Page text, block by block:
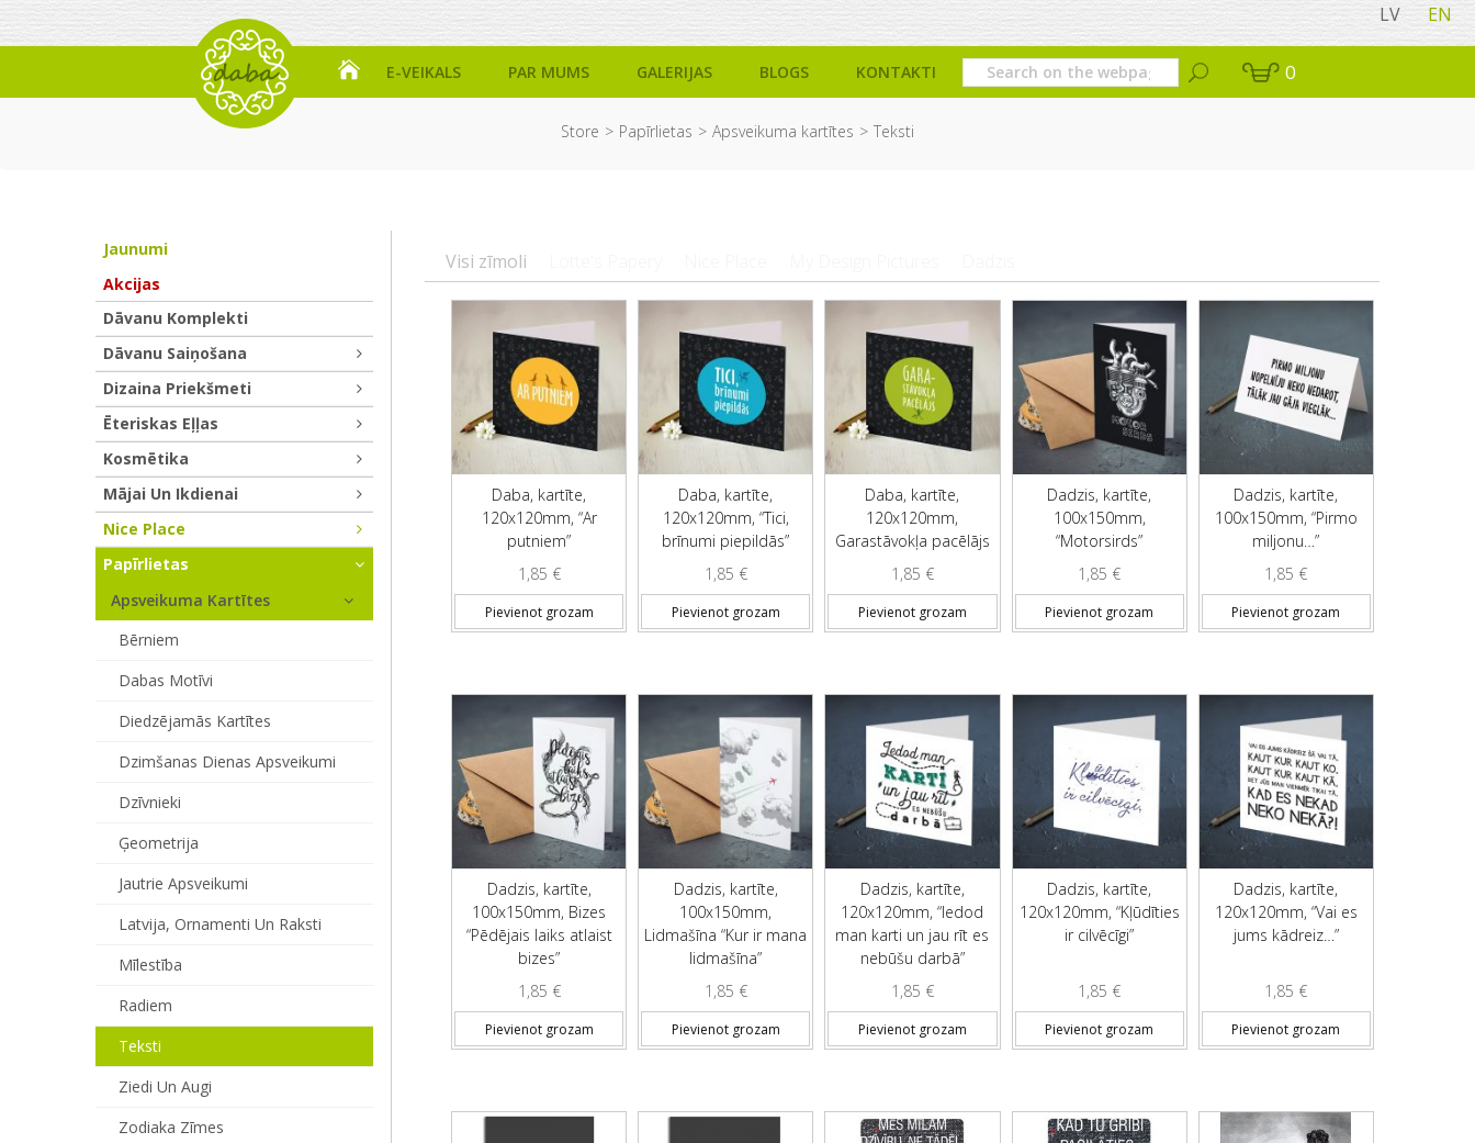
LV EN
E-VEIKALS PAR MUMS GALERIJAS BLOGS KONTAKTI 0
Store Papīrlietas Apsveikuma kartītes Teksti
Visi zīmoli
Daba, kartīte,
120x120mm, “Ar
putniem”
1,85 €
Pievienot grozam
Daba, kartīte,
120x120mm, “Tici,
brīnumi piepildās”
1,85 €
Pievienot grozam
Daba, kartīte,
120x120mm,
Garastāvokļa pacēlājs
1,85 €
Pievienot grozam
Dadzis, kartīte,
100x150mm,
“Motorsirds”
1,85 €
Pievienot grozam
Dadzis, kartīte,
100x150mm, “Pirmo
miljonu…”
1,85 €
Pievienot grozam
Dadzis, kartīte,
100x150mm, Bizes
“Pēdējais laiks atlaist
bizes”
1,85 €
Pievienot grozam
Dadzis, kartīte,
100x150mm,
Lidmašīna “Kur ir mana
lidmašīna”
1,85 €
Pievienot grozam
Dadzis, kartīte,
120x120mm, “Iedod
man karti un jau rīt es
nebūšu darbā”
1,85 €
Pievienot grozam
Dadzis, kartīte,
120x120mm, “Kļūdīties
ir cilvēcīgi”
1,85 €
Pievienot grozam
Dadzis, kartīte,
120x120mm, “Vai es
jums kādreiz…”
1,85 €
Pievienot grozam
Jaunumi
Akcijas
Dāvanu Komplekti
Dāvanu Saiņošana
Dizaina Priekšmeti
Ēteriskas Eļļas
Kosmētika
Mājai Un Ikdienai
Nice Place
Papīrlietas
Apsveikuma Kartītes
Bērniem
Dabas Motīvi
Diedzējamās Kartītes
Dzimšanas Dienas Apsveikumi
Dzīvnieki
Ģeometrija
Jautrie Apsveikumi
Latvija, Ornamenti Un Raksti
Mīlestība
Radiem
Teksti
Ziedi Un Augi
Zodiaka Zīmes